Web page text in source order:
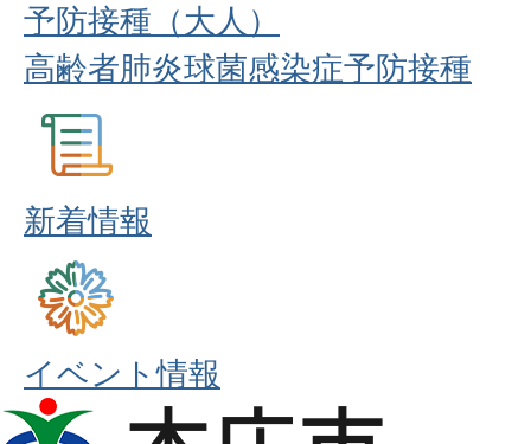
予防接種（大人）
高齢者肺炎球菌感染症予防接種
新着情報
イベント情報
本